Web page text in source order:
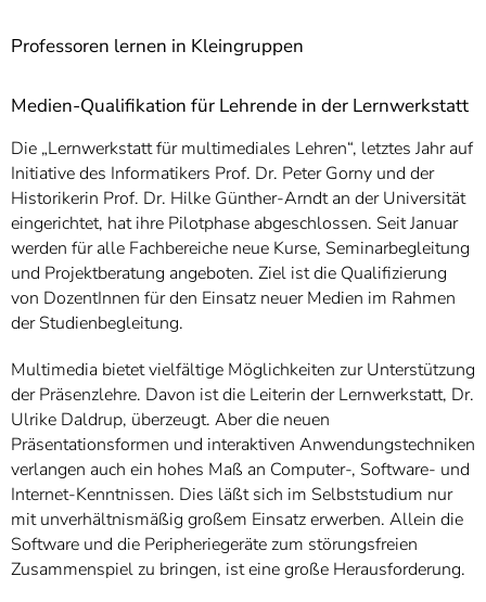
Professoren lernen in Kleingruppen
Medien-Qualifikation für Lehrende in der Lernwerkstatt
Die „Lernwerkstatt für multimediales Lehren“, letztes Jahr auf
Initiative des Informatikers Prof. Dr. Peter Gorny und der
Historikerin Prof. Dr. Hilke Günther-Arndt an der Universität
eingerichtet, hat ihre Pilotphase abgeschlossen. Seit Januar
werden für alle Fachbereiche neue Kurse, Seminarbegleitung
und Projektberatung angeboten. Ziel ist die Qualifizierung
von DozentInnen für den Einsatz neuer Medien im Rahmen
der Studienbegleitung.
Multimedia bietet vielfältige Möglichkeiten zur Unterstützung
der Präsenzlehre. Davon ist die Leiterin der Lernwerkstatt, Dr.
Ulrike Daldrup, überzeugt. Aber die neuen
Präsentationsformen und interaktiven Anwendungstechniken
verlangen auch ein hohes Maß an Computer-, Software- und
Internet-Kenntnissen. Dies läßt sich im Selbststudium nur
mit unverhältnismäßig großem Einsatz erwerben. Allein die
Software und die Peripheriegeräte zum störungsfreien
Zusammenspiel zu bringen, ist eine große Herausforderung.